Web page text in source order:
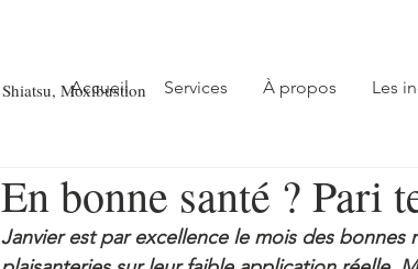
, Moxibustion
Accueil Services À propos Les
En bonne santé ? Pari
Janvier est par excellence le mois des bonnes